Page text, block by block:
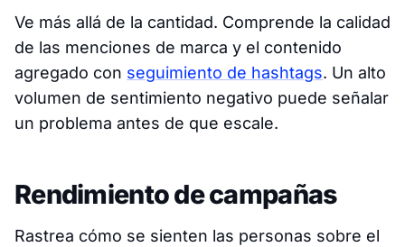
Ve más allá de la cantidad. Comprende la calidad
de las menciones de marca y el contenido
agregado con seguimiento de hashtags. Un alto
volumen de sentimiento negativo puede señalar
un problema antes de que escale.
Rendimiento de campañas
Rastrea cómo se sienten las personas sobre el